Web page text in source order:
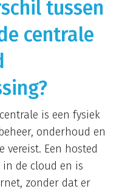
tussen
centrale
is een fysiek
onderhoud en
vereist. Een hosted
de cloud en is
zonder dat er